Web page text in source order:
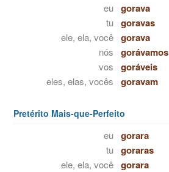
eu gorava
tu goravas
ele, ela, você gorava
nós gorávamos
vos goráveis
eles, elas, vocês goravam
Pretérito Mais-que-Perfeito
eu gorara
tu goraras
ele, ela, você gorara